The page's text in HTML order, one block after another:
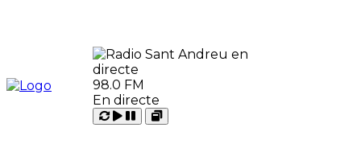
98.0 FM
En directe
Carregant
Reproduir
Pausar
Open